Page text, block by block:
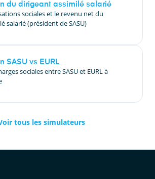
du dirigeant assimilé salarié
sociales et le revenu net du
salarié (président de SASU)
SASU vs EURL
sociales entre SASU et EURL à
tous les simulateurs